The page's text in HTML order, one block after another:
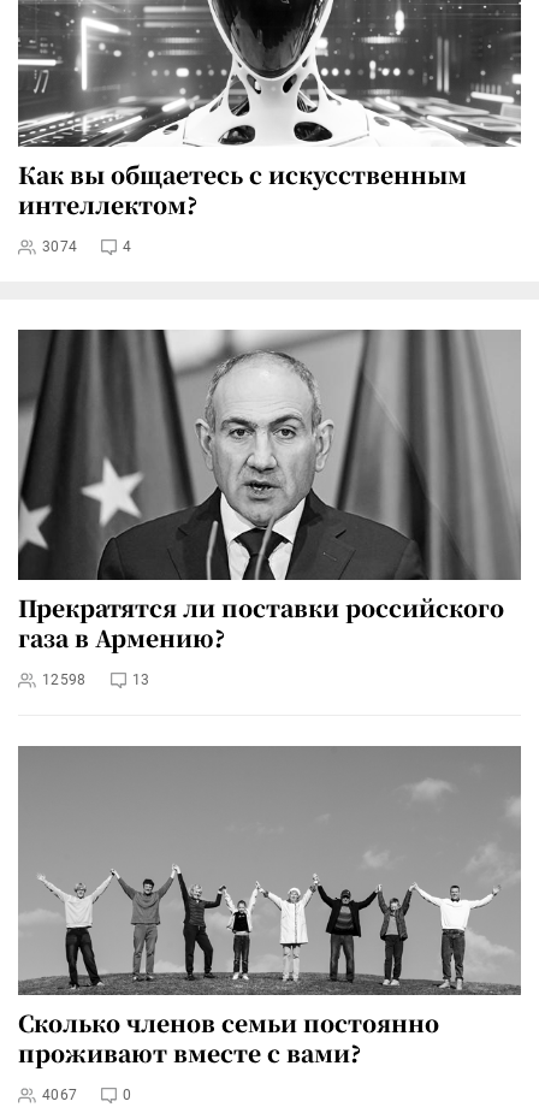
Как вы общаетесь с искусственным
интеллектом?
3074 4
Прекратятся ли поставки российского
газа в Армению?
12598 13
Сколько членов семьи постоянно
проживают вместе с вами?
4067 0